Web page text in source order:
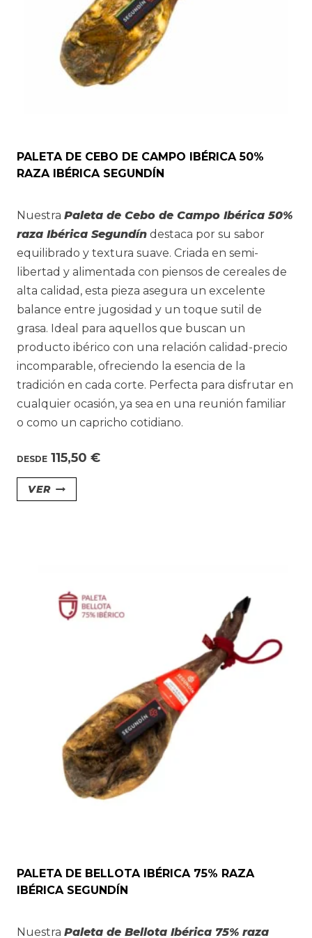
de
producto
PALETA DE CEBO DE CAMPO IBÉRICA 50%
RAZA IBÉRICA SEGUNDÍN
Nuestra Paleta de Cebo de Campo Ibérica 50%
raza Ibérica Segundín destaca por su sabor
equilibrado y textura suave. Criada en semi-
libertad y alimentada con piensos de cereales de
alta calidad, esta pieza asegura un excelente
balance entre jugosidad y un toque sutil de
grasa. Ideal para aquellos que buscan un
producto ibérico con una relación calidad-precio
incomparable, ofreciendo la esencia de la
tradición en cada corte. Perfecta para disfrutar en
cualquier ocasión, ya sea en una reunión familiar
o como un capricho cotidiano.
DESDE 115,50 €
VER
producto
opciones
se
página
de
producto
PALETA DE BELLOTA IBÉRICA 75% RAZA
IBÉRICA SEGUNDÍN
Nuestra Paleta de Bellota Ibérica 75% raza